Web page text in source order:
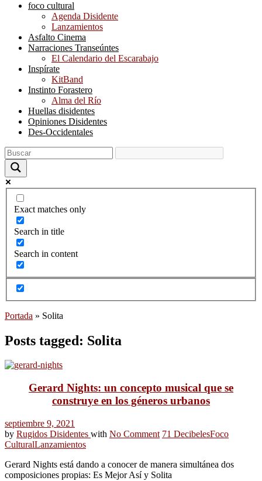
foco cultural
Agenda Disidente
Lanzamientos
Asfalto Cinema
Narraciones Transeúntes
El Calendario del Escarabajo
Inspírate
KitBand
Instinto Forastero
Alma del Río
Huellas disidentes
Opiniones Disidentes
Des-Occidentales
Exact matches only
Search in title
Search in content
Portada » Solita
Posts tagged: Solita
Gerard Nights: un concepto musical que se
construye en los géneros urbanos
septiembre 9, 2021
by Rugidos Disidentes with No Comment 71 DecibelesFoco
CulturalLanzamientos
Gerard Nights está dando a conocer de manera simultánea dos
composiciones propias: Es Mejor Así y Solita